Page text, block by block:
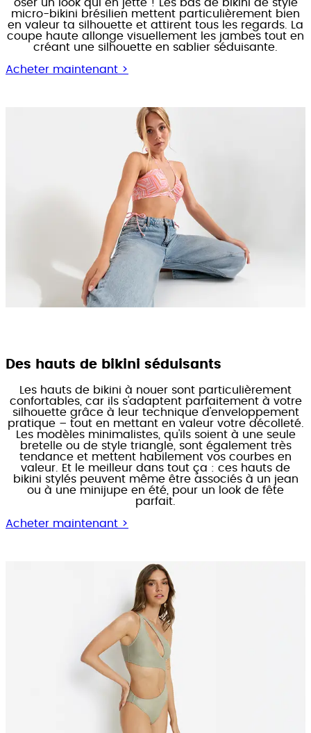
oser un look qui en jette ! Les bas de bikini de style
micro-bikini brésilien mettent particulièrement bien
en valeur ta silhouette et attirent tous les regards. La
coupe haute allonge visuellement les jambes tout en
créant une silhouette en sablier séduisante.
Acheter maintenant >
Des hauts de bikini séduisants
Les hauts de bikini à nouer sont particulièrement
confortables, car ils s'adaptent parfaitement à votre
silhouette grâce à leur technique d'enveloppement
pratique – tout en mettant en valeur votre décolleté.
Les modèles minimalistes, qu'ils soient à une seule
bretelle ou de style triangle, sont également très
tendance et mettent habilement vos courbes en
valeur. Et le meilleur dans tout ça : ces hauts de
bikini stylés peuvent même être associés à un jean
ou à une minijupe en été, pour un look de fête
parfait.
Acheter maintenant >